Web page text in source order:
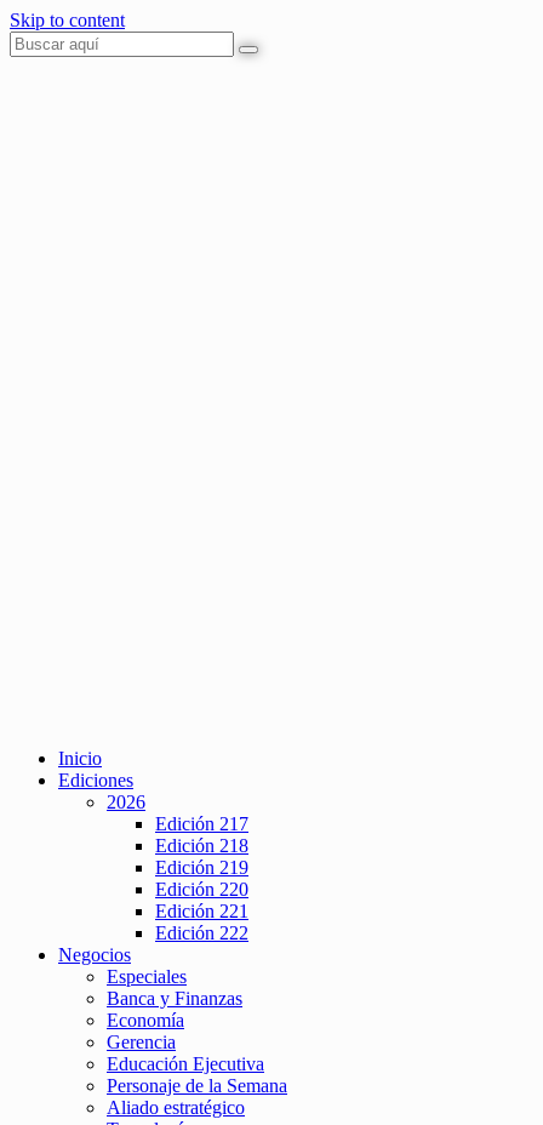
Skip to content
Inicio
Ediciones
2026
Edición 217
Edición 218
Edición 219
Edición 220
Edición 221
Edición 222
Negocios
Especiales
Banca y Finanzas
Economía
Gerencia
Educación Ejecutiva
Personaje de la Semana
Aliado estratégico